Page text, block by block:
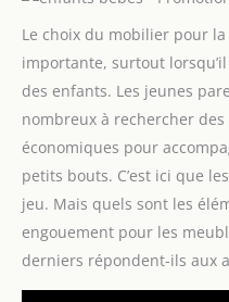
Le choix du mobilier pour
importante, surtout lorsqu’il
des enfants. Les jeunes
nombreux à rechercher
économiques pour
petits bouts. C’est ici que
jeu. Mais quels sont les
engouement pour les
derniers répondent-ils aux